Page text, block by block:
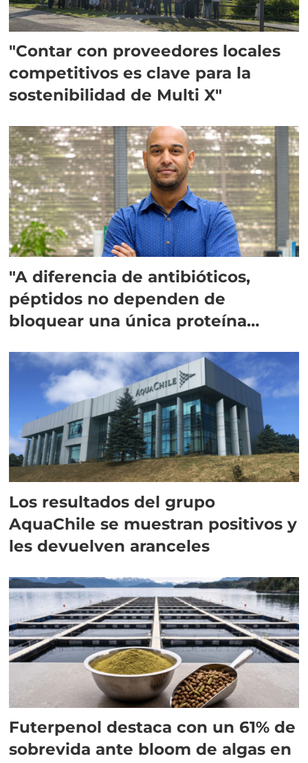
"Contar con proveedores locales
competitivos es clave para la
sostenibilidad de Multi X"
"A diferencia de antibióticos,
péptidos no dependen de
bloquear una única proteína
Los resultados del grupo
AquaChile se muestran positivos y
les devuelven aranceles
Futerpenol destaca con un 61% de
sobrevida ante bloom de algas en